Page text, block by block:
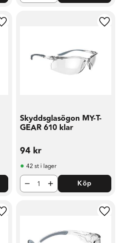
Lägg till i favoriter
Skyddsglasögon MY-T-
GEAR 610 klar
94 kr
42 st i lager
Köp
Lägg till i favoriter